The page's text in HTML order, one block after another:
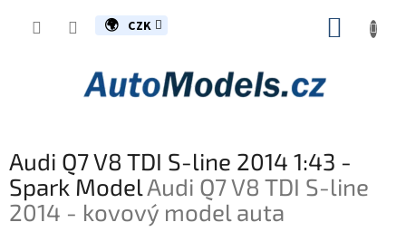
CZK
Audi Q7 V8 TDI S-line 2014 1:43 -
Spark ModelAudi Q7 V8 TDI S-line
2014 - kovový model auta